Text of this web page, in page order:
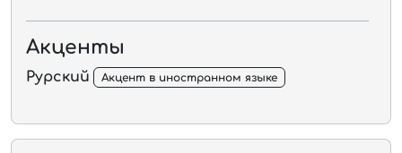
Акценты
Рурский Акцент в иностранном языке